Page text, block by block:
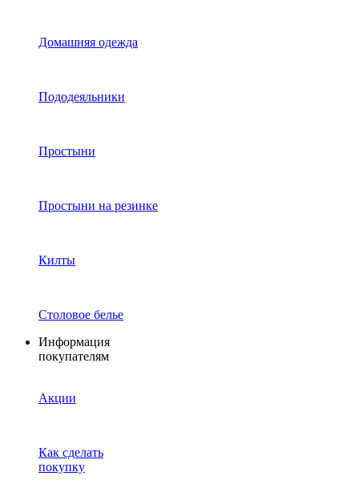
Домашняя одежда
Пододеяльники
Простыни
Простыни на резинке
Килты
Столовое белье
Информация
покупателям
Акции
Как сделать
покупку